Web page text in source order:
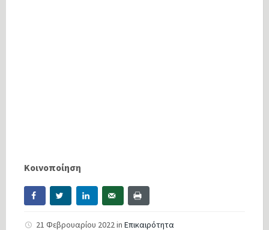
Κοινοποίηση
21 Φεβρουαρίου 2022in Επικαιρότητα